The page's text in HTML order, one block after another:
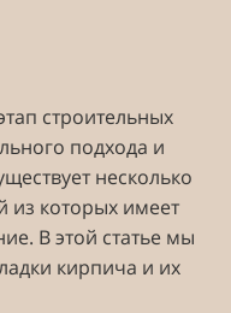
строительных
подхода и
несколько
из которых имеет
В этой статье мы
кирпича и их